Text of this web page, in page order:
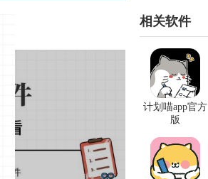
相关软件
计划喵app官方
版